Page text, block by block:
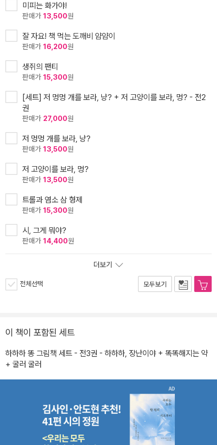
미피는 화가야!
판매가 13,500원
잘 자요! 책 먹는 도깨비 얌얌이
판매가 16,200원
생쥐의 팬티
판매가 15,300원
[세트] 저 멍멍 개를 보라, 냥? + 저 고양이를 보라, 멍? - 전2
권
판매가 27,000원
저 멍멍 개를 보라, 냥?
판매가 13,500원
저 고양이를 보라, 멍?
판매가 13,500원
트롤과 염소 삼 형제
판매가 15,300원
시, 그게 뭐야?
판매가 14,400원
더보기
전체선택 모두보기
이 책이 포함된 세트
하하하 똥 그림책 세트 - 전3권 - 하하하, 장난이야 + 똑똑해지는 약
+ 굴러 굴러